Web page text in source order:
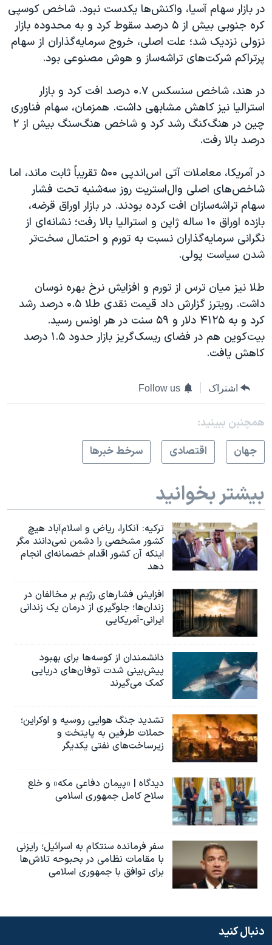
در بازار سهام آسیا، واکنش‌ها یکدست نبود. شاخص کوسپی
کره جنوبی بیش از ۵ درصد سقوط کرد و به محدوده بازار
نزولی نزدیک شد؛ علت اصلی، خروج سرمایه‌گذاران از سهام
پرتراکم شرکت‌های تراشه‌ساز و هوش مصنوعی بود.
در هند، شاخص سنسکس ۰.۷ درصد افت کرد و بازار
استرالیا نیز کاهش مشابهی داشت. همزمان، سهام فناوری
چین در هنگ‌کنگ رشد کرد و شاخص هنگ‌سنگ بیش از ۲
درصد بالا رفت.
در آمریکا، معاملات آتی اس‌اندپی ۵۰۰ تقریباً ثابت ماند، اما
شاخص‌های اصلی وال‌استریت روز سه‌شنبه تحت فشار
سهام تراشه‌سازان افت کرده بودند. در بازار اوراق قرضه،
بازده اوراق ۱۰ ساله ژاپن و استرالیا بالا رفت؛ نشانه‌ای از
نگرانی سرمایه‌گذاران نسبت به تورم و احتمال سخت‌تر
شدن سیاست پولی.
طلا نیز میان ترس از تورم و افزایش نرخ بهره نوسان
داشت. رویترز گزارش داد قیمت نقدی طلا ۰.۵ درصد رشد
کرد و به ۴۱۲۵ دلار و ۵۹ سنت در هر اونس رسید.
بیت‌کوین هم در فضای ریسک‌گریز بازار حدود ۱.۵ درصد
کاهش یافت.
اشتراک Follow us
همچنبن ببینید:
جهان
اقتصادی سرخط خبرها
بیشتر بخوانید
ترکیه: آنکارا، ریاض و اسلام‌آباد هیچ
کشور مشخصی را دشمن نمی‌دانند مگر
اینکه آن کشور اقدام خصمانه‌ای انجام
دهد
افزایش فشارهای رژیم بر مخالفان در
زندان‌ها؛ جلوگیری از درمان یک زندانی
ایرانی-آمریکایی
دانشمندان از کوسه‌ها برای بهبود
پیش‌بینی شدت توفان‌های دریایی
کمک می‌گیرند
تشدید جنگ هوایی روسیه و اوکراین؛
حملات طرفین به پایتخت‌ و
زیرساخت‌های نفتی یکدیگر
دیدگاه | «پیمان دفاعی مکه» و خلع
سلاح کامل جمهوری اسلامی
سفر فرمانده سنتکام به اسرائیل؛ رایزنی
با مقامات نظامی در بحبوحه تلاش‌ها
برای توافق با جمهوری اسلامی
دنبال کنید